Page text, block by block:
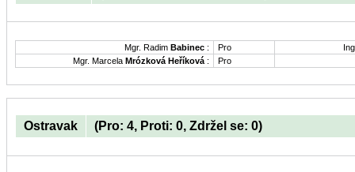
Mgr. Radim Babinec : Pro
Mgr. Marcela Mrózková Heříková : Pro
Ostravak (Pro: 4, Proti: 0, Zdržel se: 0)